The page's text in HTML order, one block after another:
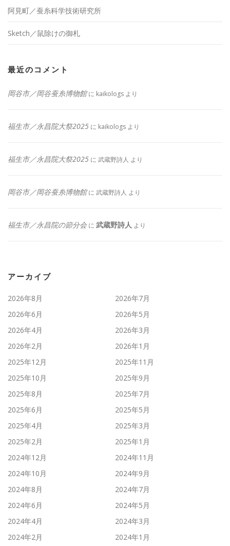
阿見町／蚕糸科学技術研究所
Sketch／鼠除けの御札
最近のコメント
岡谷市／岡谷蚕糸博物館に kaikologs より
福生市／永昌院大祭2025 に kaikologs より
福生市／永昌院大祭2025 に 武蔵野詩人 より
岡谷市／岡谷蚕糸博物館に 武蔵野詩人 より
福生市／永昌院の節分会に 武蔵野詩人 より
アーカイブ
2026年8月
2026年7月
2026年6月
2026年5月
2026年4月
2026年3月
2026年2月
2026年1月
2025年12月
2025年11月
2025年10月
2025年9月
2025年8月
2025年7月
2025年6月
2025年5月
2025年4月
2025年3月
2025年2月
2025年1月
2024年12月
2024年11月
2024年10月
2024年9月
2024年8月
2024年7月
2024年6月
2024年5月
2024年4月
2024年3月
2024年2月
2024年1月